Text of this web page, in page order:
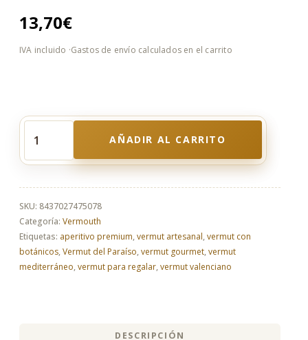
13,70€
del
tradicional
–
Vermut
artesanal
mediterráneo
cantidad
AÑADIR AL CARRITO
SKU: 8437027475078
Categoría: Vermouth
Etiquetas: aperitivo premium,vermut artesanal,vermut con
botánicos,Vermut del Paraíso,vermut gourmet,vermut
mediterráneo,vermut para regalar,vermut valenciano
DESCRIPCIÓN